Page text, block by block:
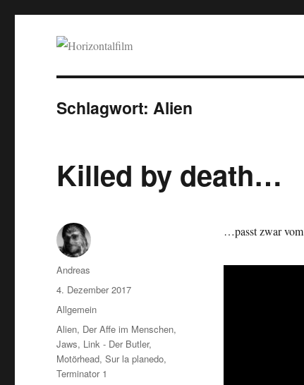
Schlagwort:Alien
Killed by death…
…passt zwar vom
Autor
Andreas
Veröffentlicht
am
4. Dezember 2017
Kategorien
Allgemein
Schlagwörter
Alien, Der Affe im Menschen,
Jaws, Link - Der Butler,
Motörhead,Sur la planedo,
Terminator 1